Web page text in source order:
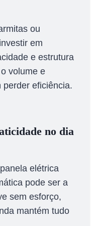
ou
em
e estrutura
volume e
eficiência.
no dia
elétrica
pode ser a
sem esforço,
mantém tudo